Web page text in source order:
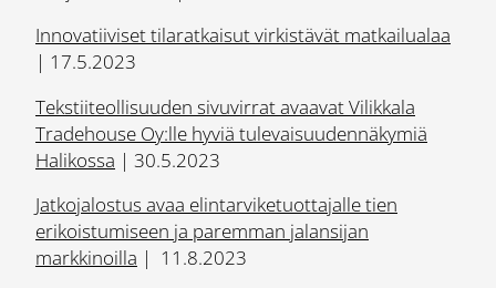
Innovatiiviset tilaratkaisut virkistävät matkailualaa
| 17.5.2023
Tekstiiteollisuuden sivuvirrat avaavat Vilikkala
Tradehouse Oy:lle hyviä tulevaisuudennäkymiä
Halikossa | 30.5.2023
Jatkojalostus avaa elintarviketuottajalle tien
erikoistumiseen ja paremman jalansijan
markkinoilla | 11.8.2023